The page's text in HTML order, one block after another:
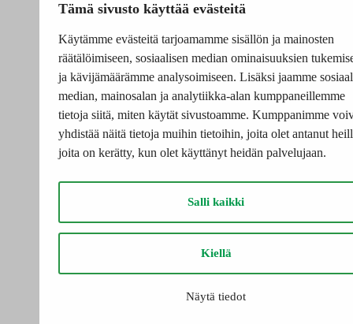
Tämä sivusto käyttää evästeitä
Käytämme evästeitä tarjoamamme sisällön ja mainosten
räätälöimiseen, sosiaalisen median ominaisuuksien
ja kävijämäärämme analysoimiseen. Lisäksi jaamme
median, mainosalan ja analytiikka-alan kumppaneillemme
tietoja siitä, miten käytät sivustoamme. Kumppanimme
yhdistää näitä tietoja muihin tietoihin, joita olet antanut
joita on kerätty, kun olet käyttänyt heidän palvelujaan.
Salli kaikki
Kiellä
Näytä tiedot